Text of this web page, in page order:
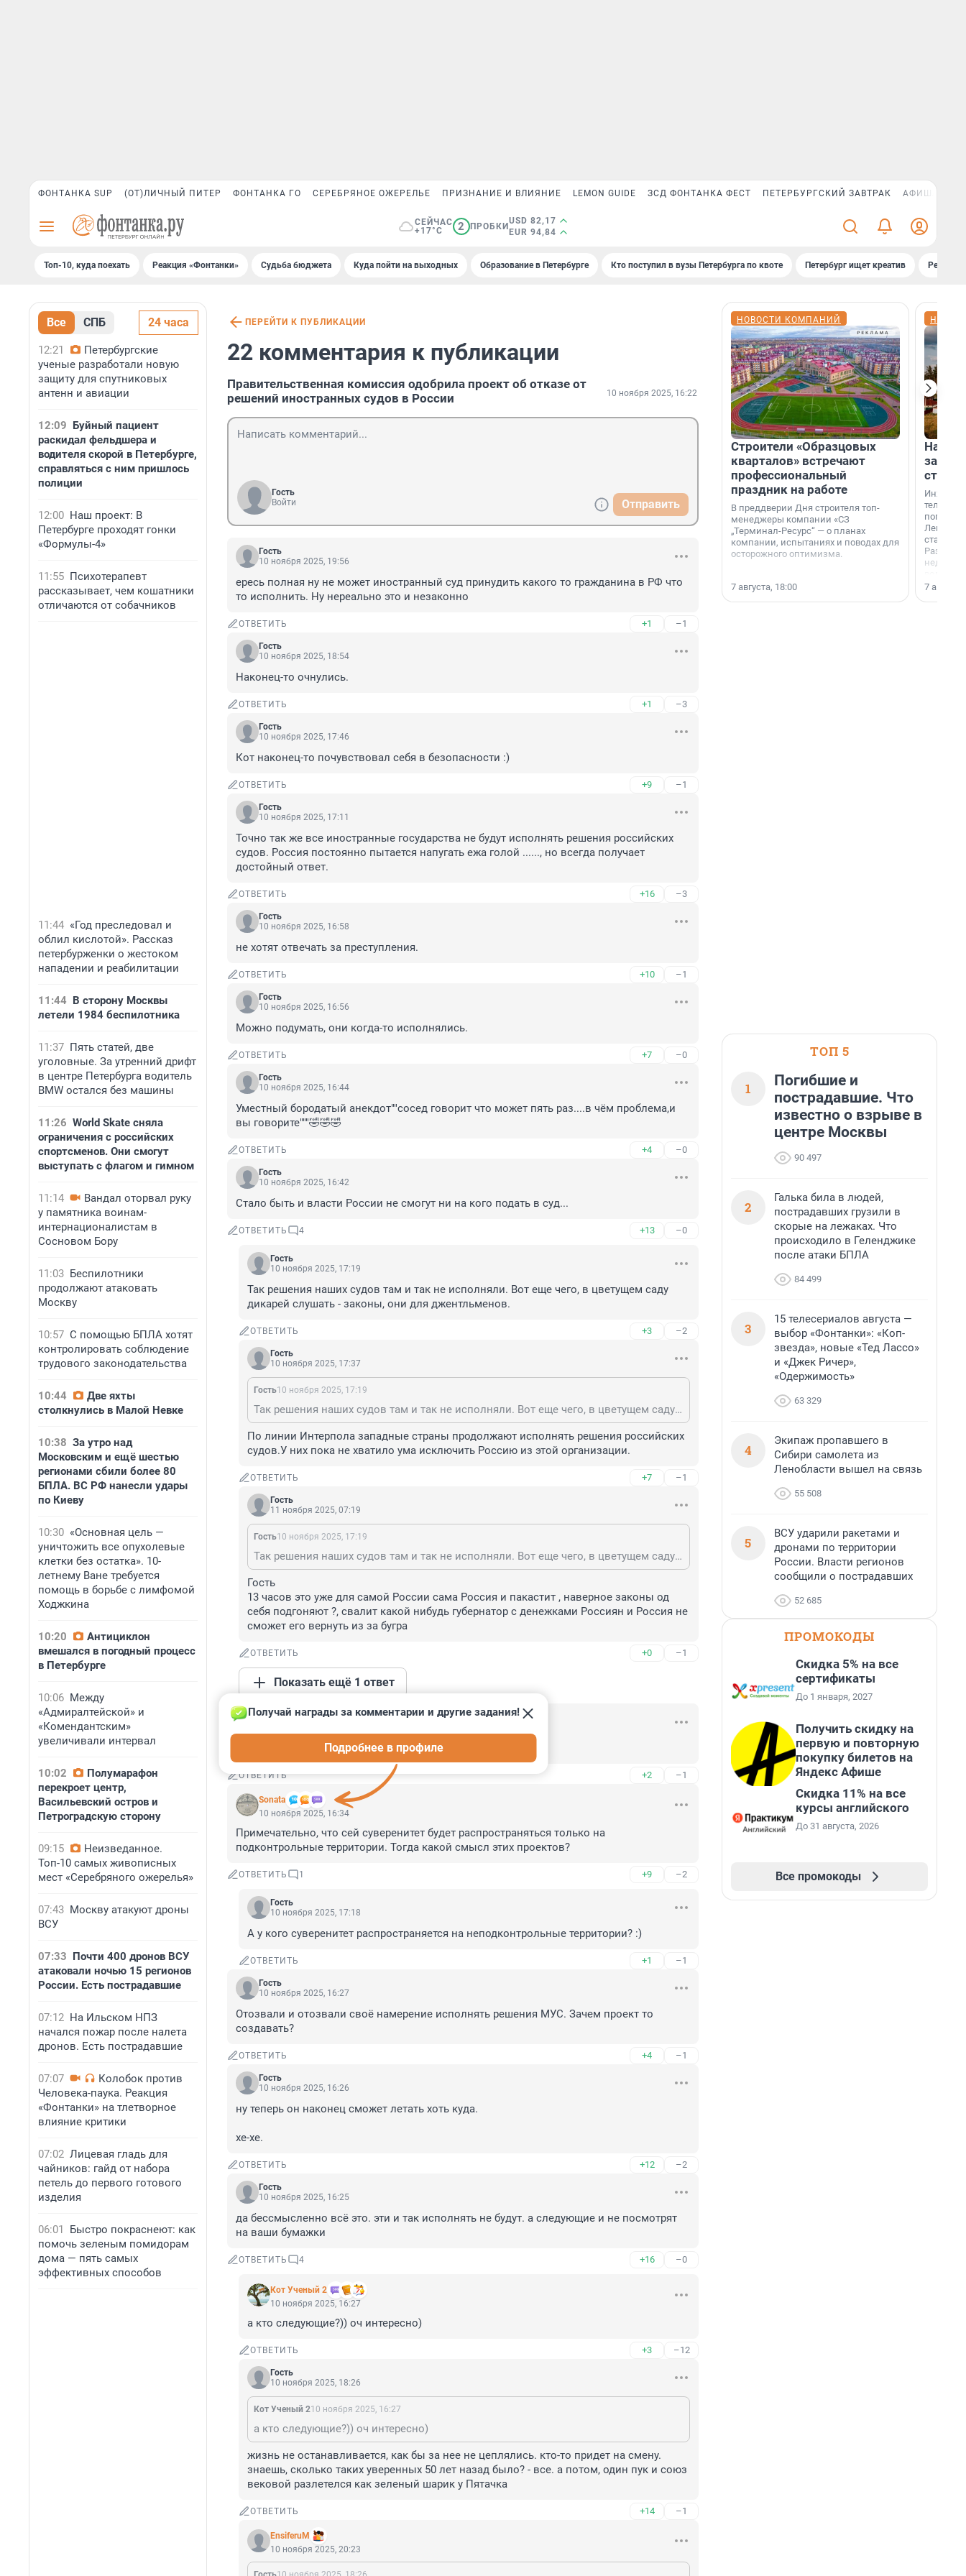
ФОНТАНКА SUP (ОТ)ЛИЧНЫЙ ПИТЕР ФОНТАНКА ГО СЕРЕБРЯНОЕ ОЖЕРЕЛЬЕ ПРИЗНАНИЕ И ВЛИЯНИЕ LEMON GUIDE ЗСД ФОНТАНКА ФЕСТ ПЕТЕРБУРГСКИЙ ЗАВТРАК АФИША PLUS
СЕЙЧАС
+17°C
2 ПРОБКИ
USD 82,17
EUR 94,84
Топ-10, куда поехать Реакция «Фонтанки» Судьба бюджета Куда пойти на выходных Образование в Петербурге Кто поступил в вузы Петербурга по квоте Петербург ищет креатив
Все СПБ 24 часа
12:21
Петербургские
ученые разработали новую
защиту для спутниковых
антенн и авиации
12:09 Буйный пациент
раскидал фельдшера и
водителя скорой в Петербурге,
справляться с ним пришлось
полиции
12:00 Наш проект: В
Петербурге проходят гонки
«Формулы-4»
11:55 Психотерапевт
рассказывает, чем кошатники
отличаются от собачников
11:44 «Год преследовал и
облил кислотой». Рассказ
петербурженки о жестоком
нападении и реабилитации
11:44 В сторону Москвы
летели 1984 беспилотника
11:37 Пять статей, две
уголовные. За утренний дрифт
в центре Петербурга водитель
BMW остался без машины
11:26 World Skate сняла
ограничения с российских
спортсменов. Они смогут
выступать с флагом и гимном
11:14
Вандал оторвал руку
у памятника воинам-
интернационалистам в
Сосновом Бору
11:03 Беспилотники
продолжают атаковать
Москву
10:57 С помощью БПЛА хотят
контролировать соблюдение
трудового законодательства
10:44
Две яхты
столкнулись в Малой Невке
10:38 За утро над
Московским и ещё шестью
регионами сбили более 80
БПЛА. ВС РФ нанесли удары
по Киеву
10:30 «Основная цель —
уничтожить все опухолевые
клетки без остатка». 10-
летнему Ване требуется
помощь в борьбе с лимфомой
Ходжкина
10:20
Антициклон
вмешался в погодный процесс
в Петербурге
10:06 Между
«Адмиралтейской» и
«Комендантским»
увеличивали интервал
10:02
Полумарафон
перекроет центр,
Васильевский остров и
Петроградскую сторону
09:15
Неизведанное.
Топ-10 самых живописных
мест «Серебряного ожерелья»
07:43 Москву атакуют дроны
ВСУ
07:33 Почти 400 дронов ВСУ
атаковали ночью 15 регионов
России. Есть пострадавшие
07:12 На Ильском НПЗ
начался пожар после налета
дронов. Есть пострадавшие
07:07
Колобок против
Человека-паука. Реакция
«Фонтанки» на тлетворное
влияние критики
07:02 Лицевая гладь для
чайников: гайд от набора
петель до первого готового
изделия
06:01
Быстро покраснеют: как
помочь зеленым помидорам
дома — пять самых
эффективных способов
ПЕРЕЙТИ К ПУБЛИКАЦИИ
22 комментария к публикации
Правительственная комиссия одобрила проект об отказе от
решений иностранных судов в России
10 ноября 2025, 16:22
Гость
Войти
Отправить
Гость
10 ноября 2025, 19:56
ересь полная ну не может иностранный суд принудить какого то гражданина в РФ что
то исполнить. Ну нереально это и незаконно
ОТВЕТИТЬ +1 –1
Гость
10 ноября 2025, 18:54
Наконец-то очнулись.
ОТВЕТИТЬ +1 –3
Гость
10 ноября 2025, 17:46
Кот наконец-то почувствовал себя в безопасности :)
ОТВЕТИТЬ +9 –1
Гость
10 ноября 2025, 17:11
Точно так же все иностранные государства не будут исполнять решения российских
судов. Россия постоянно пытается напугать ежа голой ......, но всегда получает
достойный ответ.
ОТВЕТИТЬ +16 –3
Гость
10 ноября 2025, 16:58
не хотят отвечать за преступления.
ОТВЕТИТЬ +10 –1
Гость
10 ноября 2025, 16:56
Можно подумать, они когда-то исполнялись.
ОТВЕТИТЬ +7 –0
Гость
10 ноября 2025, 16:44
Уместный бородатый анекдот""сосед говорит что может пять раз....в чём проблема,и
вы говорите"""🤣🤣🤣
ОТВЕТИТЬ +4 –0
Гость
10 ноября 2025, 16:42
Стало быть и власти России не смогут ни на кого подать в суд...
ОТВЕТИТЬ 4 +13 –0
Гость
10 ноября 2025, 17:19
Так решения наших судов там и так не исполняли. Вот еще чего, в цветущем саду
дикарей слушать - законы, они для джентльменов.
ОТВЕТИТЬ +3 –2
Гость
10 ноября 2025, 17:37
Гость10 ноября 2025, 17:19
Так решения наших судов там и так не исполняли. Вот еще чего, в цветущем саду дикарей слушать - законы, они для джентльменов.
По линии Интерпола западные страны продолжают исполнять решения российских
судов.У них пока не хватило ума исключить Россию из этой организации.
ОТВЕТИТЬ +7 –1
Гость
11 ноября 2025, 07:19
Гость10 ноября 2025, 17:19
Так решения наших судов там и так не исполняли. Вот еще чего, в цветущем саду дикарей слушать - законы, они для джентльменов.
Гость
13 часов это уже для самой России сама Россия и пакастит , наверное законы од
себя подгоняют ?, свалит какой нибудь губернатор с денежками Россиян и Россия не
сможет его вернуть из за бугра
ОТВЕТИТЬ +0 –1
Показать ещё 1 ответ
Гость
Теперь незачем мучиться и пыль глотать.
ОТВЕТИТЬ +2 –1
Sonata
Получай награды за комментарии и другие задания!
Подробнее в профиле
10 ноября 2025, 16:34
Примечательно, что сей суверенитет будет распространяться только на
подконтрольные территории. Тогда какой смысл этих проектов?
ОТВЕТИТЬ 1 +9 –2
Гость
10 ноября 2025, 17:18
А у кого суверенитет распространяется на неподконтрольные территории? :)
ОТВЕТИТЬ +1 –1
Гость
10 ноября 2025, 16:27
Отозвали и отозвали своё намерение исполнять решения МУС. Зачем проект то
создавать?
ОТВЕТИТЬ +4 –1
Гость
10 ноября 2025, 16:26
ну теперь он наконец сможет летать хоть куда.
хе-хе.
ОТВЕТИТЬ +12 –2
Гость
10 ноября 2025, 16:25
да бессмысленно всё это. эти и так исполнять не будут. а следующие и не посмотрят
на ваши бумажки
ОТВЕТИТЬ 4 +16 –0
Кот Ученый 2
10 ноября 2025, 16:27
а кто следующие?)) оч интересно)
ОТВЕТИТЬ +3 –12
Гость
10 ноября 2025, 18:26
Кот Ученый 210 ноября 2025, 16:27
а кто следующие?)) оч интересно)
жизнь не останавливается, как бы за нее не цеплялись. кто-то придет на смену.
знаешь, сколько таких уверенных 50 лет назад было? - все. а потом, один пук и союз
вековой разлетелся как зеленый шарик у Пятачка
ОТВЕТИТЬ +14 –1
EnsiferuM
10 ноября 2025, 20:23
НОВОСТИ КОМПАНИЙ
Строители «Образцовых
кварталов» встречают
профессиональный
праздник на работе
В преддверии Дня строителя топ-
менеджеры компании «СЗ
„Терминал-Ресурс“ — о планах
компании, испытаниях и поводах для
осторожного оптимизма.
7 августа, 18:00
На
станции
7
ТОП 5
1
Погибшие и
пострадавшие. Что
известно о взрыве в
центре Москвы
90 497
2
Галька била в людей,
пострадавших грузили в
скорые на лежаках. Что
происходило в Геленджике
после атаки БПЛА
84 499
3
15 телесериалов августа —
выбор «Фонтанки»: «Коп-
звезда», новые «Тед Лассо»
и «Джек Ричер»,
«Одержимость»
63 329
4
Экипаж пропавшего в
Сибири самолета из
Ленобласти вышел на связь
55 508
5
ВСУ ударили ракетами и
дронами по территории
России. Власти регионов
сообщили о пострадавших
52 685
ПРОМОКОДЫ
Скидка 5% на все
сертификаты
До 1 января, 2027
Получить скидку на
первую и повторную
покупку билетов на
Яндекс Афише
Скидка 11% на все
курсы английского
До 31 августа, 2026
Все промокоды